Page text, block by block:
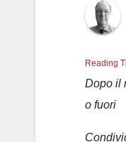
Reading
Dopo il
o fuori